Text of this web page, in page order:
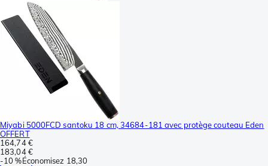
Miyabi 5000FCD santoku 18 cm, 34684-181 avec protège couteau Eden
OFFERT
164,74 €
183,04 €
-10 %Économisez 18,30